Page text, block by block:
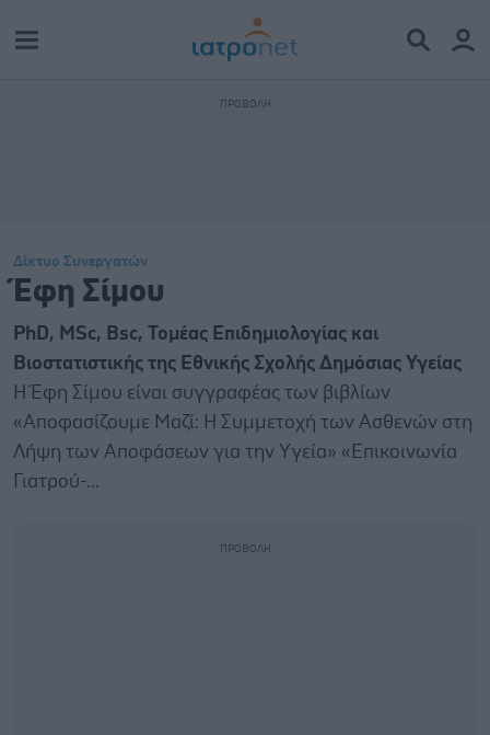
Δίκτυο Συνεργατών
Έφη Σίμου
PhD, MSc, Bsc, Τομέας Επιδημιολογίας και
Βιοστατιστικής της Εθνικής Σχολής Δημόσιας Υγείας
Η Έφη Σίμου είναι συγγραφέας των βιβλίων
«Αποφασίζουμε Μαζί: Η Συμμετοχή των Ασθενών στη
Λήψη των Αποφάσεων για την Υγεία» «Επικοινωνία
Γιατρού-...